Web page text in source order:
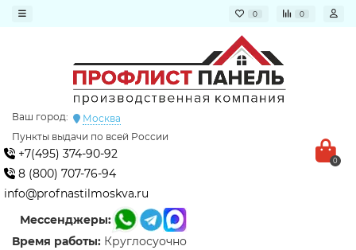
0 0
Ваш город:
Москва
Пункты выдачи по всей России
+7(495) 374-90-92
8 (800) 707-76-94
info@profnastilmoskva.ru
Мессенджеры:
Время работы: Круглосуочно
0